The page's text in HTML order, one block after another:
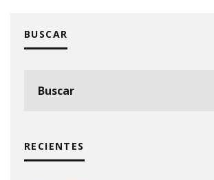
BUSCAR
RECIENTES